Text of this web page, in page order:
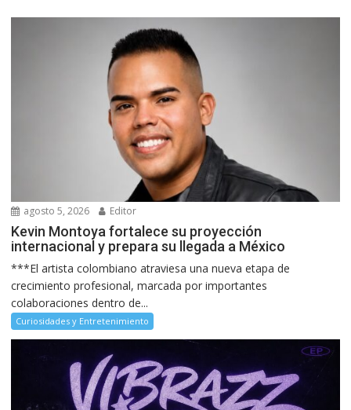
agosto 5, 2026 Editor
Kevin Montoya fortalece su proyección
internacional y prepara su llegada a México
***El artista colombiano atraviesa una nueva etapa de
crecimiento profesional, marcada por importantes
colaboraciones dentro de...
Curiosidades y Entretenimiento